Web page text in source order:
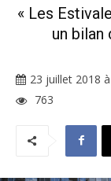
« Les
un bilan
23 juillet 2018
763